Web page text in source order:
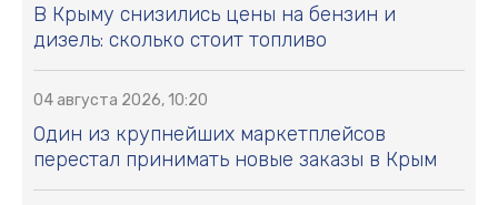
В Крыму снизились цены на бензин и
дизель: сколько стоит топливо
04 августа 2026, 10:20
Один из крупнейших маркетплейсов
перестал принимать новые заказы в Крым